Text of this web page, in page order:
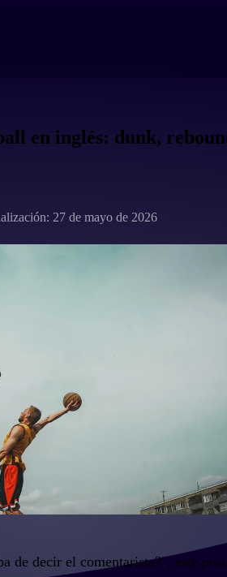
en inglés: dunk,
27 de mayo de 2026
de decir el comentarista?", este